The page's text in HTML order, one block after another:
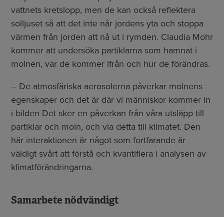
vattnets kretslopp, men de kan också reflektera
solljuset så att det inte når jordens yta och stoppa
värmen från jorden att nå ut i rymden. Claudia Mohr
kommer att undersöka partiklarna som hamnat i
molnen, var de kommer ifrån och hur de förändras.
– De atmosfäriska aerosolerna påverkar molnens
egenskaper och det är där vi människor kommer in
i bilden Det sker en påverkan från våra utsläpp till
partiklar och moln, och via detta till klimatet. Den
här interaktionen är något som fortfarande är
väldigt svårt att förstå och kvantifiera i analysen av
klimatförändringarna.
Samarbete nödvändigt